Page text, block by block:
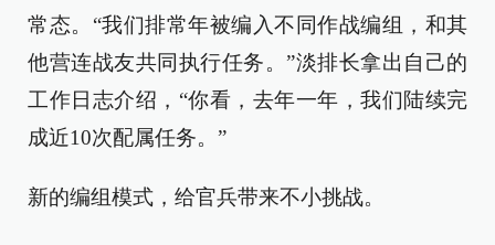
常态。“我们排常年被编入不同作战编组，和其
他营连战友共同执行任务。”淡排长拿出自己的
工作日志介绍，“你看，去年一年，我们陆续完
成近10次配属任务。”
新的编组模式，给官兵带来不小挑战。